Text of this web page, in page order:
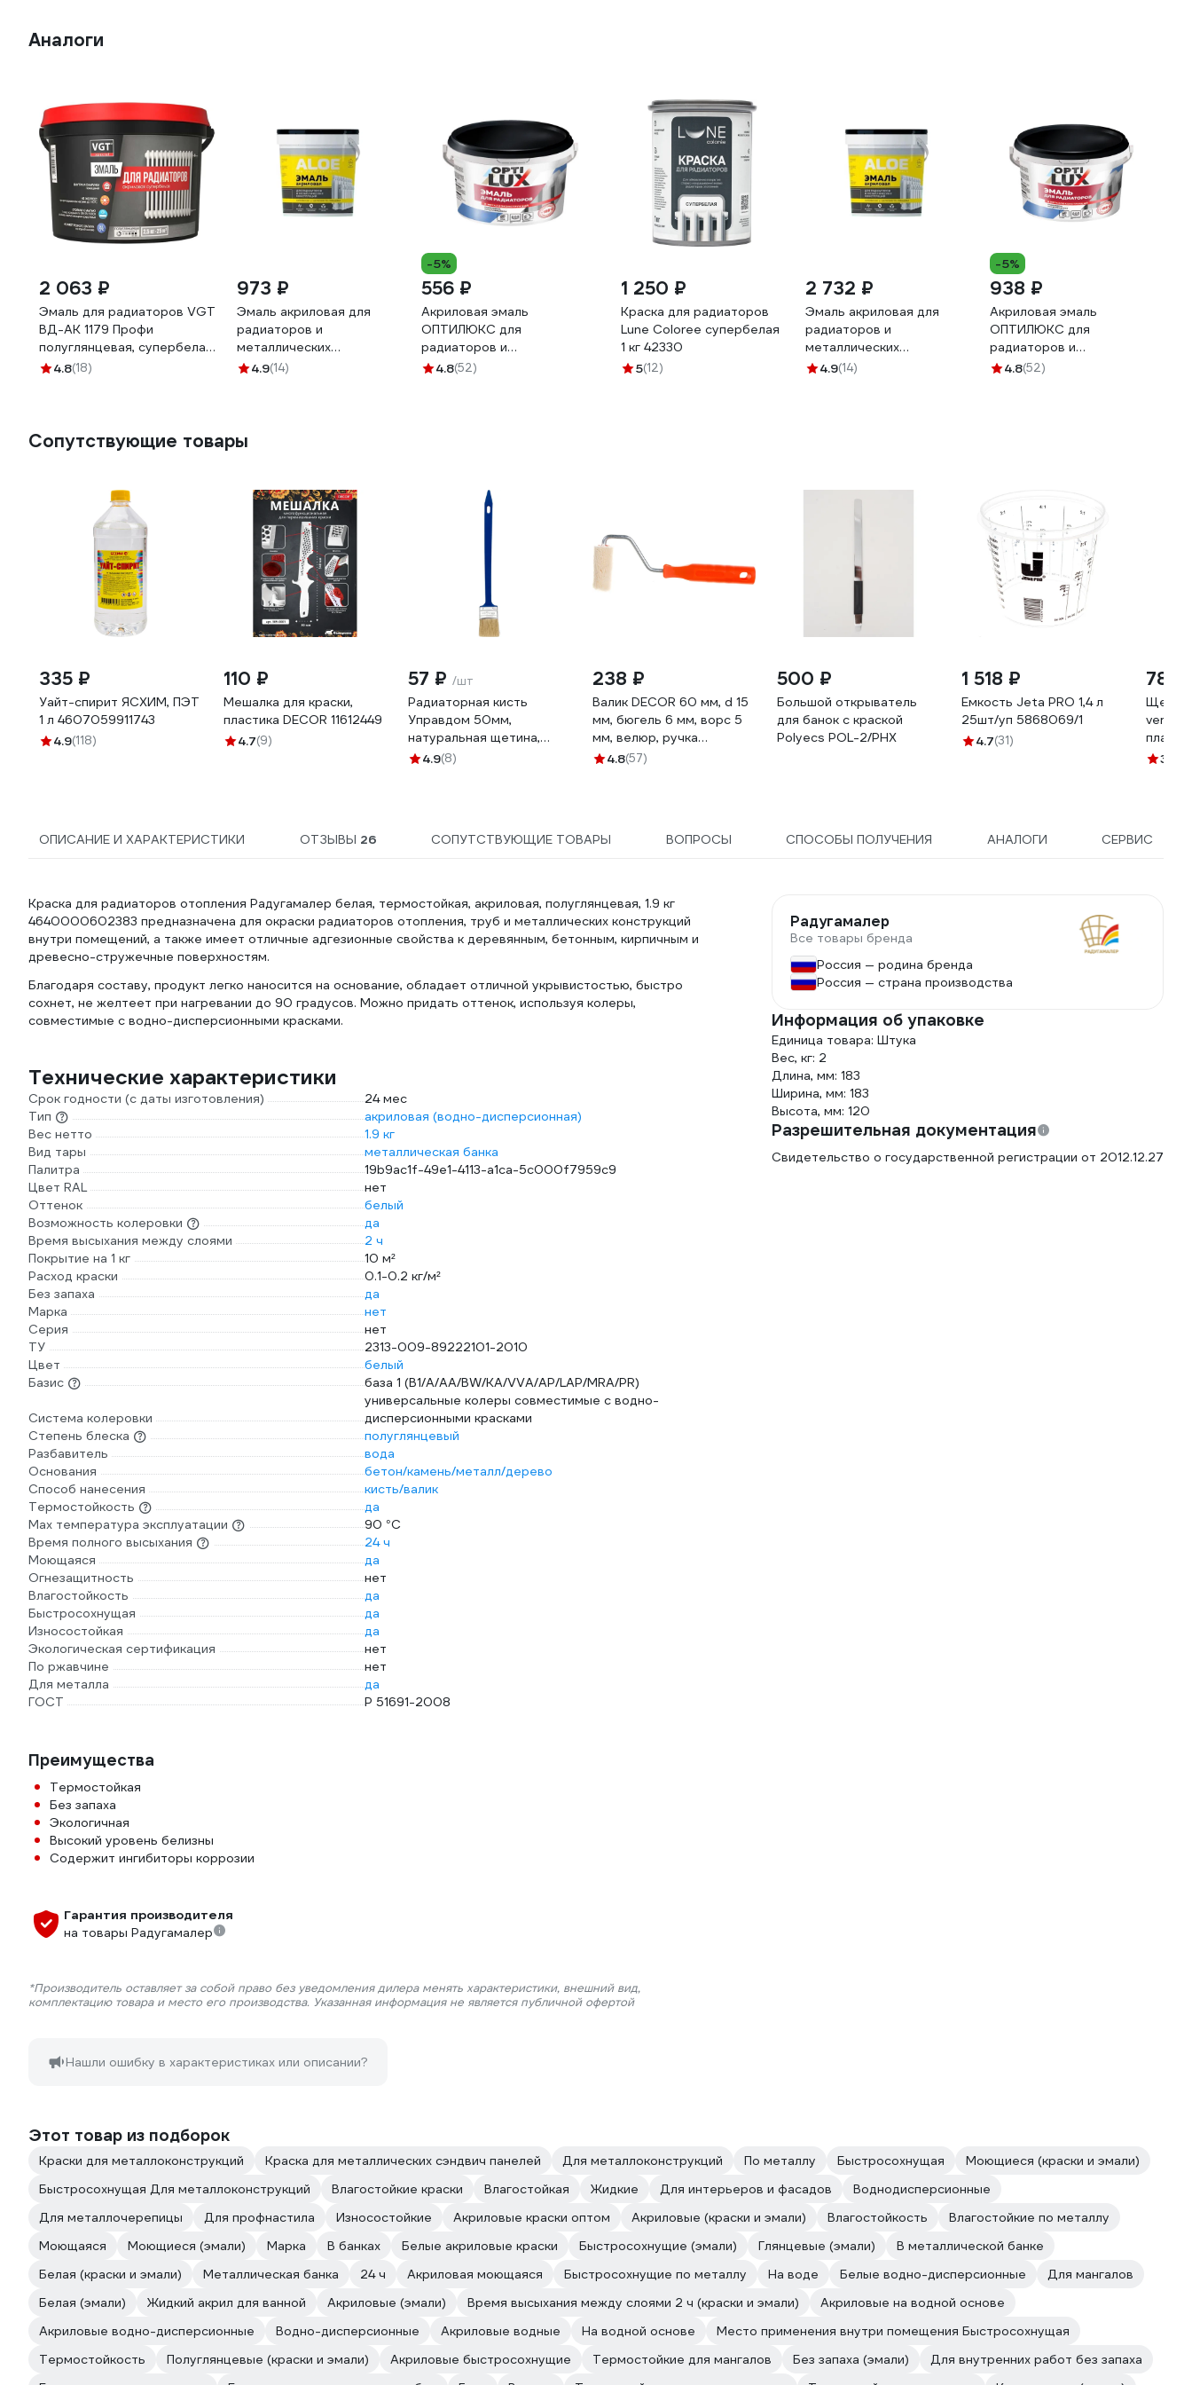
Аналоги
2 063 ₽
Эмаль для радиаторов VGT
ВД-АК 1179 Профи
полуглянцевая, супербелая,
2,5 кг 11613575
4.8(18)
973 ₽
Эмаль акриловая для
радиаторов и
металлических
конструкций ALOE 11183
4.9(14)
-5%
556 ₽
Акриловая эмаль
ОПТИЛЮКС для
радиаторов и
металлоконструкций, 0.5кг
4.8(52)
1 250 ₽
Краска для радиаторов
Lune Coloree супербелая
1 кг 42330
5(12)
2 732 ₽
Эмаль акриловая для
радиаторов и
металлических
конструкций ALOE 11184
4.9(14)
-5%
938 ₽
Акриловая эмаль
ОПТИЛЮКС для
радиаторов и
металлоконструкций, 1кг
4.8(52)
Сопутствующие товары
335 ₽
Уайт-спирит ЯСХИМ, ПЭТ
1 л 4607059911743
4.9(118)
110 ₽
Мешалка для краски,
пластика DECOR 11612449
4.7(9)
57 ₽ /шт
Радиаторная кисть
Управдом 50мм,
натуральная щетина,
пластиковая ручка
4.9(8)
238 ₽
Валик DECOR 60 мм, d 15
мм, бюгель 6 мм, ворс 5
мм, велюр, ручка
стандарт mini 903-3060
4.8(57)
500 ₽
Большой открыватель
для банок с краской
Polyecs POL-2/PHX
1 518 ₽
Емкость Jeta PRO 1,4 л
25шт/уп 5868069/1
4.7(31)
78 ₽
Щетка
013.7
ОПИСАНИЕ И ХАРАКТЕРИСТИКИ ОТЗЫВЫ 26 СОПУТСТВУЮЩИЕ ТОВАРЫ ВОПРОСЫ СПОСОБЫ ПОЛУЧЕНИЯ АНАЛОГИ СЕРВИС
Краска для радиаторов отопления Радугамалер белая, термостойкая, акриловая, полуглянцевая, 1.9 кг
4640000602383 предназначена для окраски радиаторов отопления, труб и металлических конструкций
внутри помещений, а также имеет отличные адгезионные свойства к деревянным, бетонным, кирпичным и
древесно-стружечные поверхностям.
Благодаря составу, продукт легко наносится на основание, обладает отличной укрывистостью, быстро
сохнет, не желтеет при нагревании до 90 градусов. Можно придать оттенок, используя колеры,
совместимые с водно-дисперсионными красками.
Технические характеристики
Срок годности (с даты изготовления)
24 мес
Тип
акриловая (водно-дисперсионная)
Вес нетто
1.9 кг
Вид тары
металлическая банка
Палитра
19b9ac1f-49e1-4113-a1ca-5c000f7959c9
Цвет RAL
нет
Оттенок
белый
Возможность колеровки
да
Время высыхания между слоями
2 ч
Покрытие на 1 кг
10 м²
Расход краски
0.1-0.2 кг/м²
Без запаха
да
Марка
нет
Серия
нет
ТУ
2313-009-89222101-2010
Цвет
белый
Базис
база 1 (B1/A/AA/BW/KA/VVA/AP/LAP/MRA/PR)
Система колеровки
универсальные колеры совместимые с водно-
дисперсионными красками
Степень блеска
полуглянцевый
Разбавитель
вода
Основания
бетон/камень/металл/дерево
Способ нанесения
кисть/валик
Термостойкость
да
Max температура эксплуатации
90 °С
Время полного высыхания
24 ч
Моющаяся
да
Огнезащитность
нет
Влагостойкость
да
Быстросохнущая
да
Износостойкая
да
Экологическая сертификация
нет
По ржавчине
нет
Для металла
да
ГОСТ
P 51691-2008
Преимущества
Термостойкая
Без запаха
Экологичная
Высокий уровень белизны
Содержит ингибиторы коррозии
Гарантия производителя
на товары Радугамалер
*Производитель оставляет за собой право без уведомления дилера менять характеристики, внешний вид,
комплектацию товара и место его производства. Указанная информация не является публичной офертой
Нашли ошибку в характеристиках или описании?
Радугамалер
Все товары бренда
Россия — родина бренда
Россия — страна производства
Информация об упаковке
Единица товара: Штука
Вес, кг: 2
Длина, мм: 183
Ширина, мм: 183
Высота, мм: 120
Разрешительная документация
Свидетельство о государственной регистрации от 2012.12.27
Этот товар из подборок
Краски для металлоконструкций Краска для металлических сэндвич панелей Для металлоконструкций По металлу Быстросохнущая
Моющиеся (краски и эмали)
Быстросохнущая Для металлоконструкций
Влагостойкие краски Влагостойкая Жидкие Для интерьеров и фасадов
Воднодисперсионные
Для металлочерепицы
Для профнастила Износостойкие Акриловые краски оптом Акриловые (краски и эмали) Влагостойкость
Влагостойкие по металлу
Моющаяся
Моющиеся (эмали) Марка В банках Белые акриловые краски Быстросохнущие (эмали) Глянцевые (эмали)
В металлической банке
Белая (краски и эмали)
Металлическая банка 24 ч Акриловая моющаяся Быстросохнущие по металлу На воде Белые водно-дисперсионные
Для мангалов
Белая (эмали)
Жидкий акрил для ванной Акриловые (эмали) Время высыхания между слоями 2 ч (краски и эмали)
Акриловые на водной основе
Акриловые водно-дисперсионные
Водно-дисперсионные Акриловые водные На водной основе
Место применения внутри помещения Быстросохнущая
Термостойкость
Полуглянцевые (краски и эмали) Акриловые быстросохнущие Термостойкие для мангалов Без запаха (эмали)
Для внутренних работ без запаха